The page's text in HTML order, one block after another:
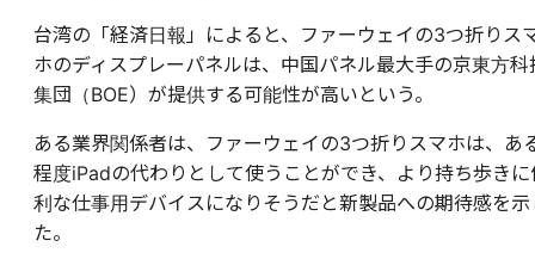
台湾の「経済日報」によると、ファーウェイの3つ折りス
ホのディスプレーパネルは、中国パネル最大手の京東方科
集団（BOE）が提供する可能性が高いという。
ある業界関係者は、ファーウェイの3つ折りスマホは、あ
程度iPadの代わりとして使うことができ、より持ち歩きに
利な仕事用デバイスになりそうだと新製品への期待感を示
た。